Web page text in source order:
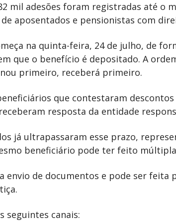
mil adesões foram registradas até o
aposentados e pensionistas com
na quinta-feira, 24 de julho, de
que o benefício é depositado. A
primeiro, receberá primeiro.
que contestaram
resposta da entidade
já ultrapassaram esse prazo,
beneficiário pode ter feito
envio de documentos e pode ser feita
seguintes canais: